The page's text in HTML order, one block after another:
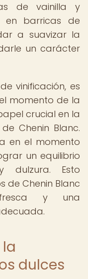
de vainilla y
en barricas de
a suavizar la
un carácter
vinificación, es
momento de la
crucial en la
Chenin Blanc.
en el momento
un equilibrio
dulzura. Esto
de Chenin Blanc
y una
dulces